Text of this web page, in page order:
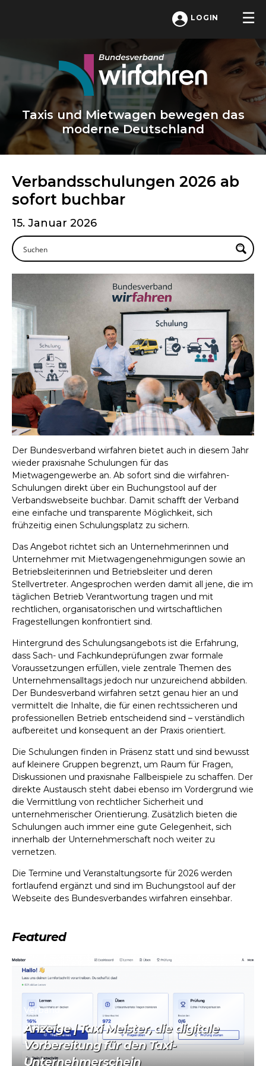
LOGIN
Taxis und Mietwagen bewegen das
moderne Deutschland
Verbandsschulungen 2026 ab
sofort buchbar
15. Januar 2026
Der Bundesverband wirfahren bietet auch in diesem Jahr
wieder praxisnahe Schulungen für das
Mietwagengewerbe an. Ab sofort sind die wirfahren-
Schulungen direkt über ein Buchungstool auf der
Verbandswebseite buchbar. Damit schafft der Verband
eine einfache und transparente Möglichkeit, sich
frühzeitig einen Schulungsplatz zu sichern.
Das Angebot richtet sich an Unternehmerinnen und
Unternehmer mit Mietwagengenehmigungen sowie an
Betriebsleiterinnen und Betriebsleiter und deren
Stellvertreter. Angesprochen werden damit all jene, die im
täglichen Betrieb Verantwortung tragen und mit
rechtlichen, organisatorischen und wirtschaftlichen
Fragestellungen konfrontiert sind.
Hintergrund des Schulungsangebots ist die Erfahrung,
dass Sach- und Fachkundeprüfungen zwar formale
Voraussetzungen erfüllen, viele zentrale Themen des
Unternehmensalltags jedoch nur unzureichend abbilden.
Der Bundesverband wirfahren setzt genau hier an und
vermittelt die Inhalte, die für einen rechtssicheren und
professionellen Betrieb entscheidend sind – verständlich
aufbereitet und konsequent an der Praxis orientiert.
Die Schulungen finden in Präsenz statt und sind bewusst
auf kleinere Gruppen begrenzt, um Raum für Fragen,
Diskussionen und praxisnahe Fallbeispiele zu schaffen. Der
direkte Austausch steht dabei ebenso im Vordergrund wie
die Vermittlung von rechtlicher Sicherheit und
unternehmerischer Orientierung. Zusätzlich bieten die
Schulungen auch immer eine gute Gelegenheit, sich
innerhalb der Unternehmerschaft noch weiter zu
vernetzen.
Die Termine und Veranstaltungsorte für 2026 werden
fortlaufend ergänzt und sind im Buchungstool auf der
Webseite des Bundesverbandes wirfahren einsehbar.
Featured
Verband
Anzeige | Taxi Meister, die digitale
Vorbereitung für den Taxi-
Unternehmerschein